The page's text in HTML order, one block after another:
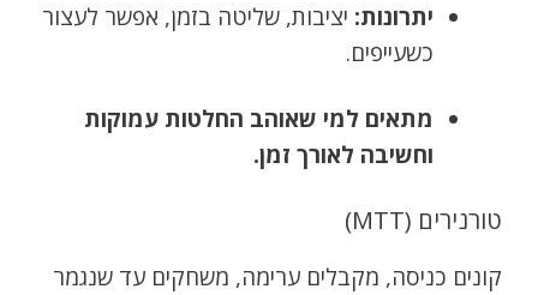
יתרונות: יציבות, שליטה בזמן, אפשר לעצור
כשעייפים.
מתאים למי שאוהב החלטות עמוקות
וחשיבה לאורך זמן.
טורנירים (MTT)
קונים כניסה, מקבלים ערימה, משחקים עד שנגמר